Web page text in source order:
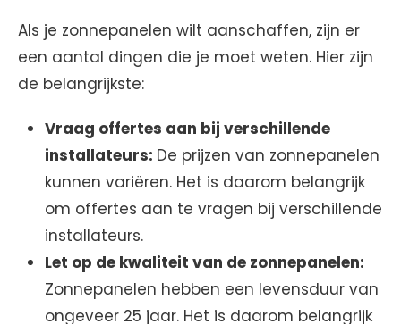
Als je zonnepanelen wilt aanschaffen, zijn er
een aantal dingen die je moet weten. Hier zijn
de belangrijkste:
Vraag offertes aan bij verschillende
installateurs: De prijzen van zonnepanelen
kunnen variëren. Het is daarom belangrijk
om offertes aan te vragen bij verschillende
installateurs.
Let op de kwaliteit van de zonnepanelen:
Zonnepanelen hebben een levensduur van
ongeveer 25 jaar. Het is daarom belangrijk